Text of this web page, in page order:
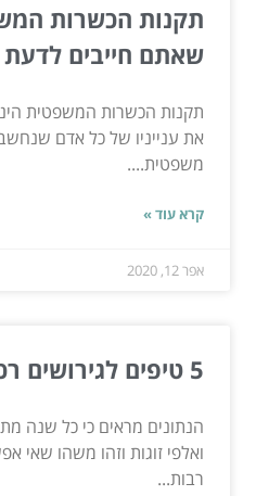
תקנות הכשרות
שאתם חייבים לדעת
תקנות הכשרות המשפטית
את ענייניו של כל אדם
משפטית....
קרא עוד »
אפר 12, 2020
5 טיפים לגירושים רכים
הנתונים מראים כי כל שנה
ואלפי זוגות וזהו משהו
רבות...